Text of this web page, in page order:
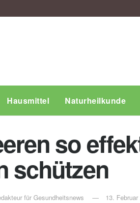
Hausmittel Naturheilkunde
so
schützen
für Gesundheitsnews
13. Februar